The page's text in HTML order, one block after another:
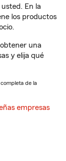
En la
los productos
una
y elija qué
de la
empresas